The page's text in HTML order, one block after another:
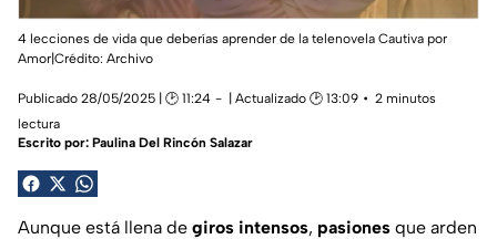
4 lecciones de vida que deberías aprender de la telenovela Cautiva por
Amor|Crédito: Archivo
Publicado 28/05/2025 | 🕑 11:24 | Actualizado 🕑 13:09
2 minutos
lectura
Escrito por: Paulina Del Rincón Salazar
Aunque está llena de giros intensos, pasiones que arden